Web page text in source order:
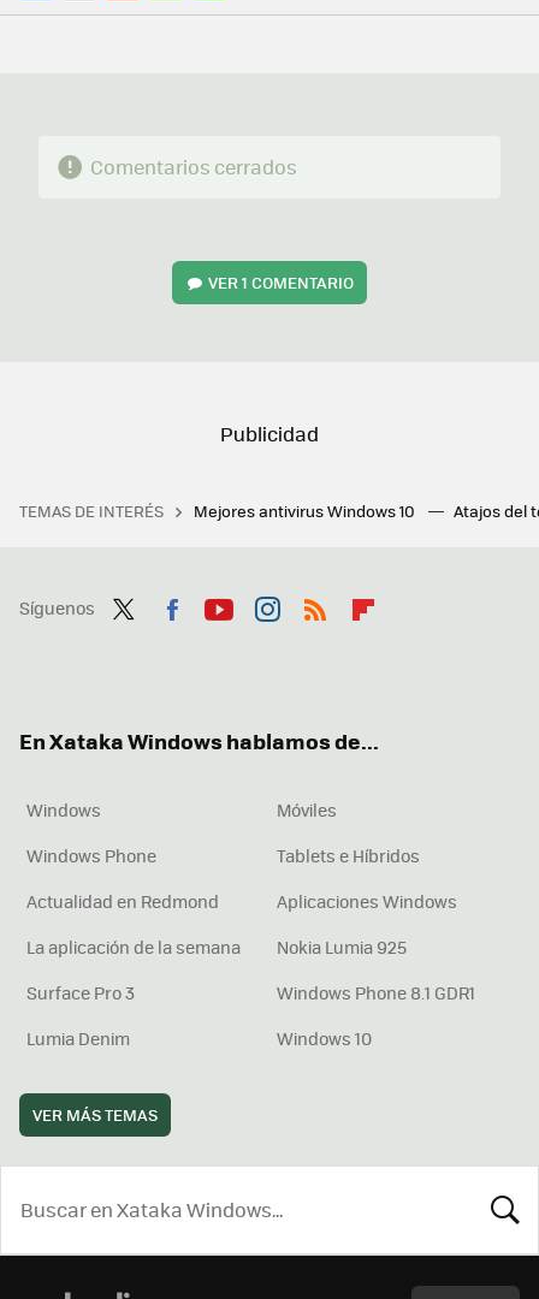
FACEBOOK
TWITTERFLIPBOARD
E-
WHATSAPP
Comentarios cerrados
VER1 COMENTARIO
TEMAS DE INTERÉS Mejores antivirus Windows 10 Atajos del
Síguenos
En Xataka Windows hablamos de...
Windows
Móviles
Windows Phone
Tablets e Híbridos
Actualidad en Redmond
Aplicaciones Windows
La aplicación de la semana
Nokia Lumia 925
Surface Pro 3
Windows Phone 8.1 GDR1
Lumia Denim
Windows 10
VER MÁS TEMAS